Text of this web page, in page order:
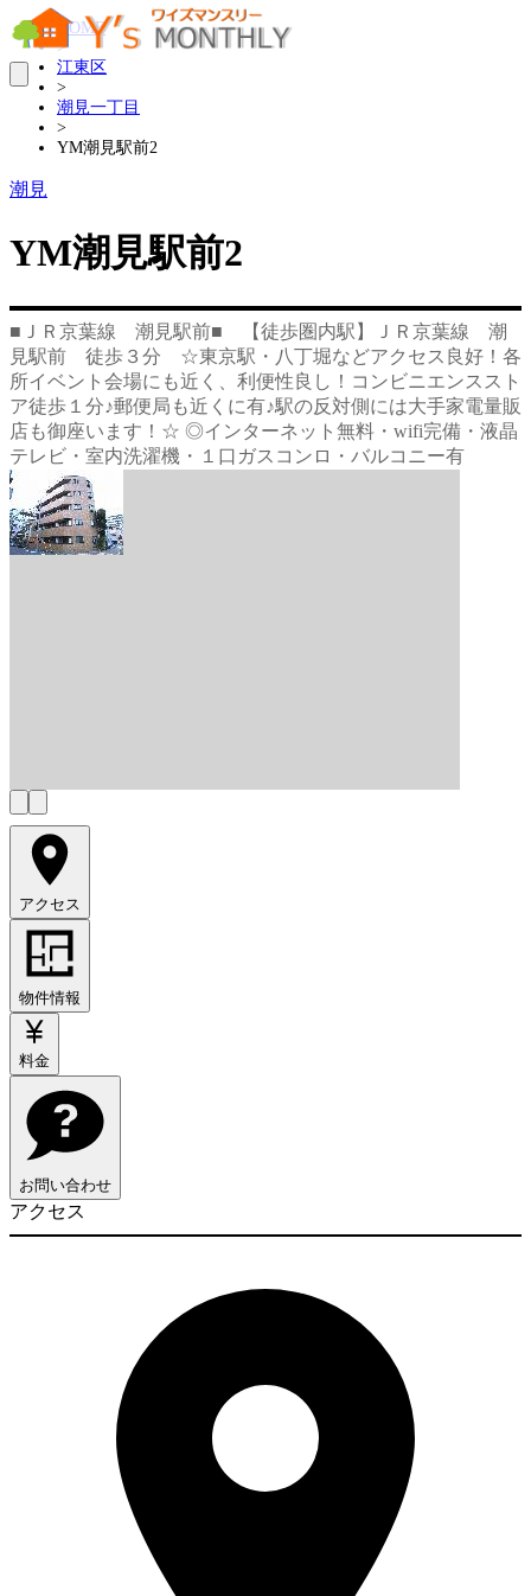
HOME
>
江東区
>
潮見一丁目
>
YM潮見駅前2
潮見
YM潮見駅前2
■ＪＲ京葉線 潮見駅前■ 【徒歩圏内駅】ＪＲ京葉線 潮
見駅前 徒歩３分 ☆東京駅・八丁堀などアクセス良好！各
所イベント会場にも近く、利便性良し！コンビニエンススト
ア徒歩１分♪郵便局も近くに有♪駅の反対側には大手家電量販
店も御座います！☆ ◎インターネット無料・wifi完備・液晶
テレビ・室内洗濯機・１口ガスコンロ・バルコニー有
アクセス
物件情報
料金
お問い合わせ
アクセス